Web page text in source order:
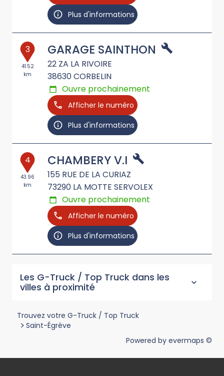
Plus d'informations
3
41.52
km
GARAGE SAINTHON
22 ZA LA RIVOIRE
38630CORBELIN
Ouvre prochainement
Afficher le numéro
Plus d'informations
4
43.96
km
CHAMBERY V.I
155 RUE DE LA CURIAZ
73290 LA MOTTE SERVOLEX
Ouvre prochainement
Afficher le numéro
Plus d'informations
Les G-Truck / Top Truck dans les
villes à proximité
Trouvez votre G-Truck / Top Truck
> Saint-Égrève
Powered by evermaps ©